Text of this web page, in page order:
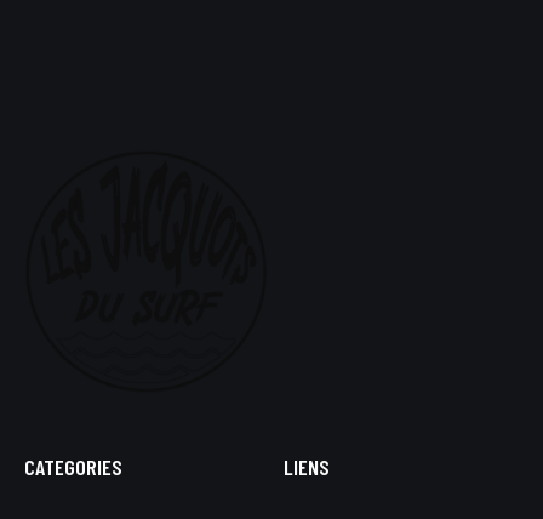
CATEGORIES LIENS